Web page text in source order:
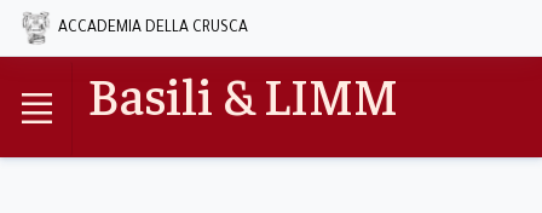
ACCADEMIA DELLA CRUSCA
Basili & LIMM